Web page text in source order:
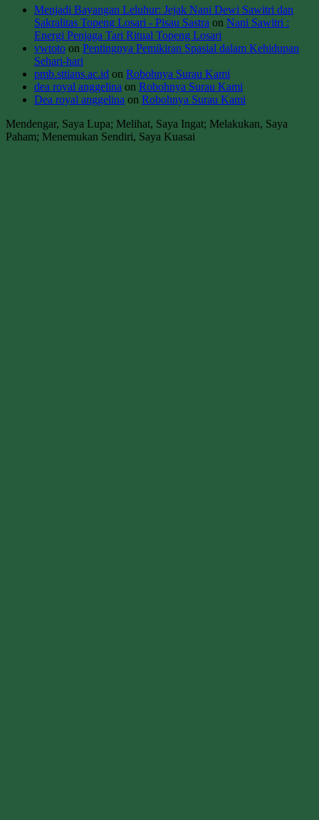
Menjadi Bayangan Leluhur: Jejak Nani Dewi Sawitri dan
Sakralitas Topeng Losari - Pisau Sastra on Nani Sawitri :
Energi Penjaga Tari Ritual Topeng Losari
vwtoto on Pentingnya Pemikiran Spasial dalam Kehidupan
Sehari-hari
pmb.sttians.ac.id on Robohnya Surau Kami
dea royal anggelina on Robohnya Surau Kami
Dea royal anggelina on Robohnya Surau Kami
Mendengar, Saya Lupa; Melihat, Saya Ingat; Melakukan, Saya
Paham; Menemukan Sendiri, Saya Kuasai